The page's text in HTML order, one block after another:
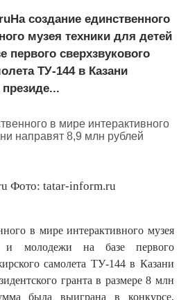
создание единственного
музея техники для детей
первого сверхзвукового
ТУ-144 в Казани
Фото: tatar-inform.ru
в мире интерактивного музея
и молодежи на базе первого
самолета ТУ-144 в Казани
гранта в размере 8 млн
была выиграна в конкурсе,